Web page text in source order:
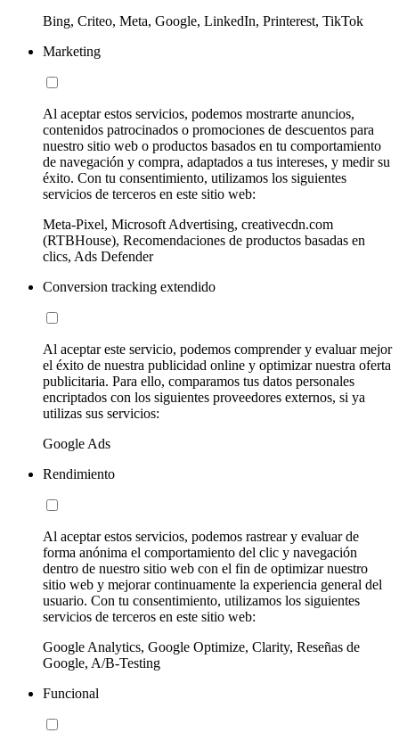
Bing, Criteo, Meta, Google, LinkedIn, Printerest, TikTok
Marketing
Al aceptar estos servicios, podemos mostrarte anuncios,
contenidos patrocinados o promociones de descuentos para
nuestro sitio web o productos basados en tu comportamiento
de navegación y compra, adaptados a tus intereses, y medir su
éxito. Con tu consentimiento, utilizamos los siguientes
servicios de terceros en este sitio web:
Meta-Pixel, Microsoft Advertising, creativecdn.com
(RTBHouse), Recomendaciones de productos basadas en
clics, Ads Defender
Conversion tracking extendido
Al aceptar este servicio, podemos comprender y evaluar mejor
el éxito de nuestra publicidad online y optimizar nuestra oferta
publicitaria. Para ello, comparamos tus datos personales
encriptados con los siguientes proveedores externos, si ya
utilizas sus servicios:
Google Ads
Rendimiento
Al aceptar estos servicios, podemos rastrear y evaluar de
forma anónima el comportamiento del clic y navegación
dentro de nuestro sitio web con el fin de optimizar nuestro
sitio web y mejorar continuamente la experiencia general del
usuario. Con tu consentimiento, utilizamos los siguientes
servicios de terceros en este sitio web:
Google Analytics, Google Optimize, Clarity, Reseñas de
Google, A/B-Testing
Funcional